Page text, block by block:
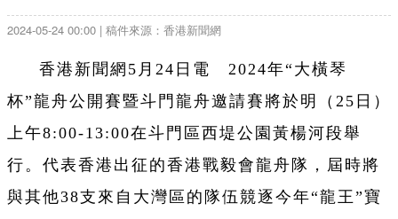
2024-05-24 00:00 | 稿件來源：香港新聞網
香港新聞網5月24日電 2024年“大橫琴
杯”龍舟公開賽暨斗門龍舟邀請賽將於明（25日）
上午8:00-13:00在斗門區西堤公園黃楊河段舉
行。代表香港出征的香港戰毅會龍舟隊，屆時將
與其他38支來自大灣區的隊伍競逐今年“龍王”寶